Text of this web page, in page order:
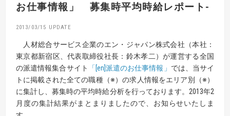
お仕事情報」 募集時平均時給レポート-
2013/03/15
人材総合サービス企業のエン・ジャパン株式会社（本社：
東京都新宿区、代表取締役社長：鈴木孝二）が運営する全国
の派遣情報集合サイト
「[en]派遣のお仕事情報」 では、当サイ
トに掲載された全ての職種（※）の求人情報をエリア別（※）
に集計し、募集時の平均時給分析を行っております。2013年2
月度の集計結果がまとまりましたので、お知らせいたしま